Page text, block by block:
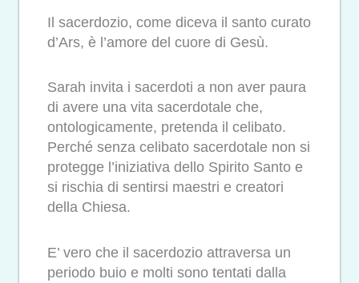
Il sacerdozio, come diceva il santo curato
d’Ars, è l’amore del cuore di Gesù.
Sarah invita i sacerdoti a non aver paura
di avere una vita sacerdotale che,
ontologicamente, pretenda il celibato.
Perché senza celibato sacerdotale non si
protegge l’iniziativa dello Spirito Santo e
si rischia di sentirsi maestri e creatori
della Chiesa.
E’ vero che il sacerdozio attraversa un
periodo buio e molti sono tentati dalla